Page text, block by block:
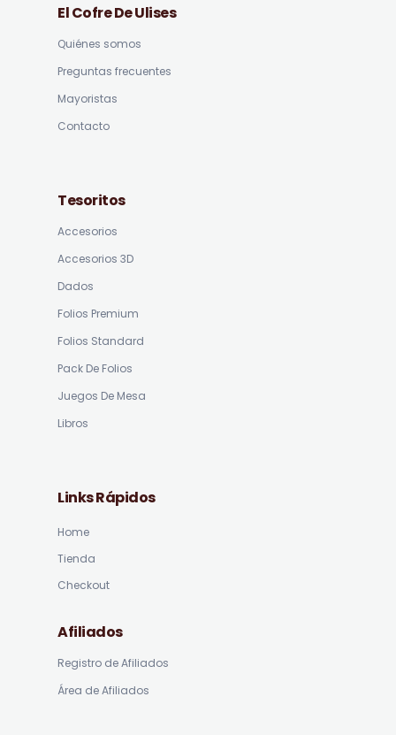
El Cofre De Ulises
Quiénes somos
Preguntas frecuentes
Mayoristas
Contacto
Tesoritos
Accesorios
Accesorios 3D
Dados
Folios Premium
Folios Standard
Pack De Folios
Juegos De Mesa
Libros
Links Rápidos
Home
Tienda
Checkout
Afiliados
Registro de Afiliados
Área de Afiliados